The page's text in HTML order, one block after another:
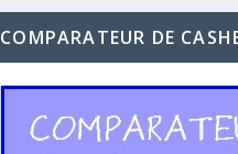
COMPARATEUR DE